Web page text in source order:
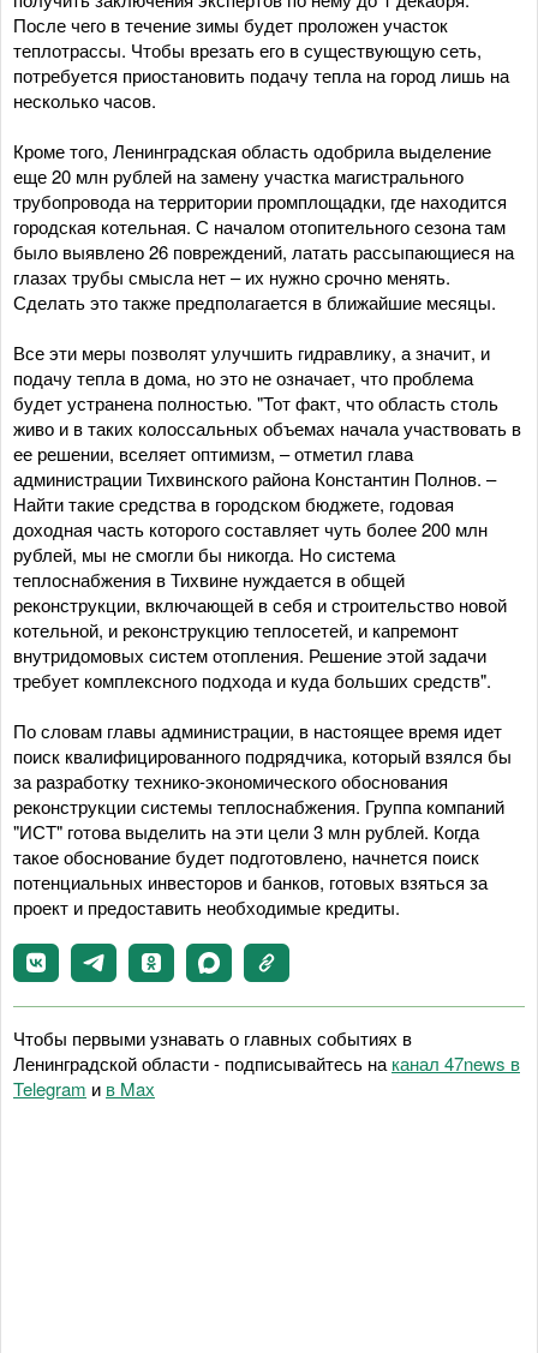
После чего в течение зимы будет проложен участок
теплотрассы. Чтобы врезать его в существующую сеть,
потребуется приостановить подачу тепла на город лишь на
несколько часов.
Кроме того, Ленинградская область одобрила выделение
еще 20 млн рублей на замену участка магистрального
трубопровода на территории промплощадки, где находится
городская котельная. С началом отопительного сезона там
было выявлено 26 повреждений, латать рассыпающиеся на
глазах трубы смысла нет – их нужно срочно менять.
Сделать это также предполагается в ближайшие месяцы.
Все эти меры позволят улучшить гидравлику, а значит, и
подачу тепла в дома, но это не означает, что проблема
будет устранена полностью. "Тот факт, что область столь
живо и в таких колоссальных объемах начала участвовать в
ее решении, вселяет оптимизм, – отметил глава
администрации Тихвинского района Константин Полнов. –
Найти такие средства в городском бюджете, годовая
доходная часть которого составляет чуть более 200 млн
рублей, мы не смогли бы никогда. Но система
теплоснабжения в Тихвине нуждается в общей
реконструкции, включающей в себя и строительство новой
котельной, и реконструкцию теплосетей, и капремонт
внутридомовых систем отопления. Решение этой задачи
требует комплексного подхода и куда больших средств".
По словам главы администрации, в настоящее время идет
поиск квалифицированного подрядчика, который взялся бы
за разработку технико-экономического обоснования
реконструкции системы теплоснабжения. Группа компаний
"ИСТ" готова выделить на эти цели 3 млн рублей. Когда
такое обоснование будет подготовлено, начнется поиск
потенциальных инвесторов и банков, готовых взяться за
проект и предоставить необходимые кредиты.
Чтобы первыми узнавать о главных событиях в
Ленинградской области - подписывайтесь на канал 47news в
Telegram и в Maх